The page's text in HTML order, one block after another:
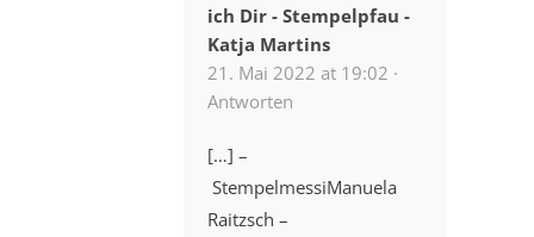
ich Dir - Stempelpfau -
Katja Martins
21. Mai 2022 at 19:02 ·
Antworten
[…] –
StempelmessiManuela
Raitzsch –